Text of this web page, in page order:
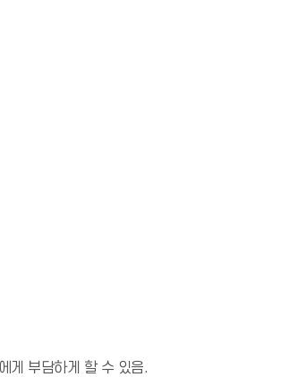
게 부담하게 할 수 있음.